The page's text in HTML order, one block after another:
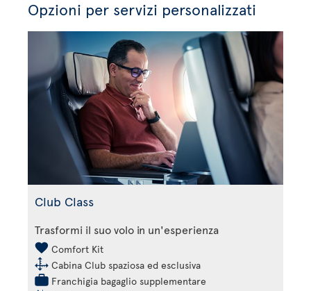
Opzioni per servizi personalizzati
Club Class
Trasformi il suo volo in un'esperienza
Comfort Kit
Cabina Club spaziosa ed esclusiva
Franchigia bagaglio supplementare